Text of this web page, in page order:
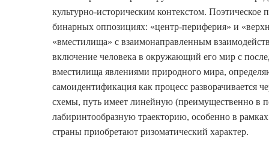
культурно-историческим контекстом.
бинарных оппозициях: «центр-периферия» и
«вместилища» с взаимонаправленным
включение человека в окружающий его мир с
вместилища явлениями природного мира,
самоидентификация как процесс разворачивается
схемы, путь имеет линейную (преимущественно в
лабиринтообразную траекторию, особенно в
страны приобретают ризоматический характер.